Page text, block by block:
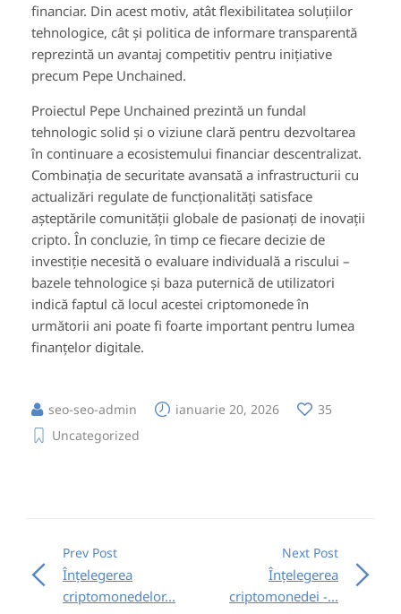
financiar. Din acest motiv, atât flexibilitatea soluțiilor
tehnologice, cât și politica de informare transparentă
reprezintă un avantaj competitiv pentru inițiative
precum Pepe Unchained.
Proiectul Pepe Unchained prezintă un fundal
tehnologic solid și o viziune clară pentru dezvoltarea
în continuare a ecosistemului financiar descentralizat.
Combinația de securitate avansată a infrastructurii cu
actualizări regulate de funcționalități satisface
așteptările comunității globale de pasionați de inovații
cripto. În concluzie, în timp ce fiecare decizie de
investiție necesită o evaluare individuală a riscului –
bazele tehnologice și baza puternică de utilizatori
indică faptul că locul acestei criptomonede în
următorii ani poate fi foarte important pentru lumea
finanțelor digitale.
seo-seo-admin ianuarie 20, 2026
35
Uncategorized
Prev Post
Înțelegerea
criptomonedelor...
Next Post
Înțelegerea
criptomonedei -...